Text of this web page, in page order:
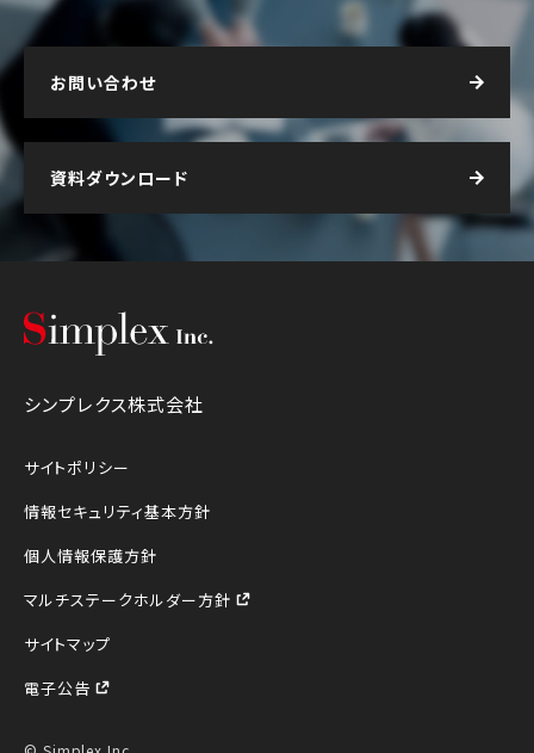
お問い合わせ
資料ダウンロード
シンプレクス株式会社
サイトポリシー
情報セキュリティ基本方針
個人情報保護方針
マルチステークホルダー方針
サイトマップ
電子公告